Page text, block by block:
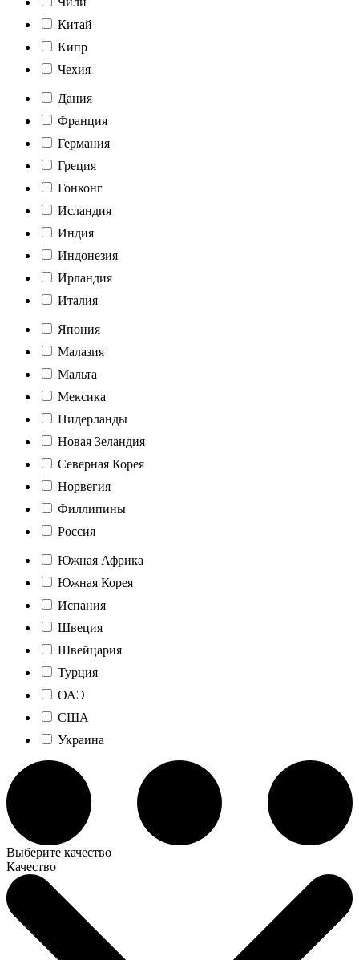
Китай
Кипр
Чехия
Дания
Франция
Германия
Греция
Гонконг
Исландия
Индия
Индонезия
Ирландия
Италия
Япония
Малазия
Мальта
Мексика
Нидерланды
Новая Зеландия
Северная Корея
Норвегия
Филлипины
Россия
Южная Африка
Южная Корея
Испания
Швеция
Швейцария
Турция
ОАЭ
США
Украина
Выберите качество
Качество